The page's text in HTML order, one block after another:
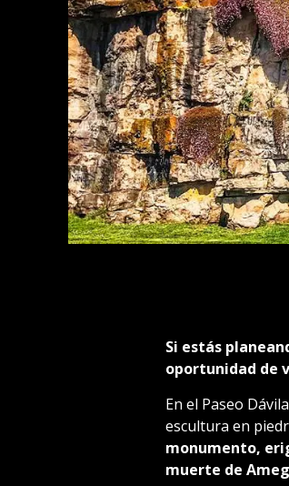
Si estás
oportunidad de
En el Paseo
escultura en
monumento,
muerte de